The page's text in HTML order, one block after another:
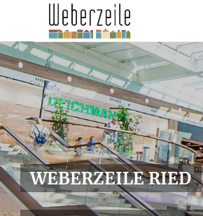
WEBERZEILE RIED
PRESSEAUSSENDUNGEN
Center & Marken
Events
Services
MEDIAGALERIE